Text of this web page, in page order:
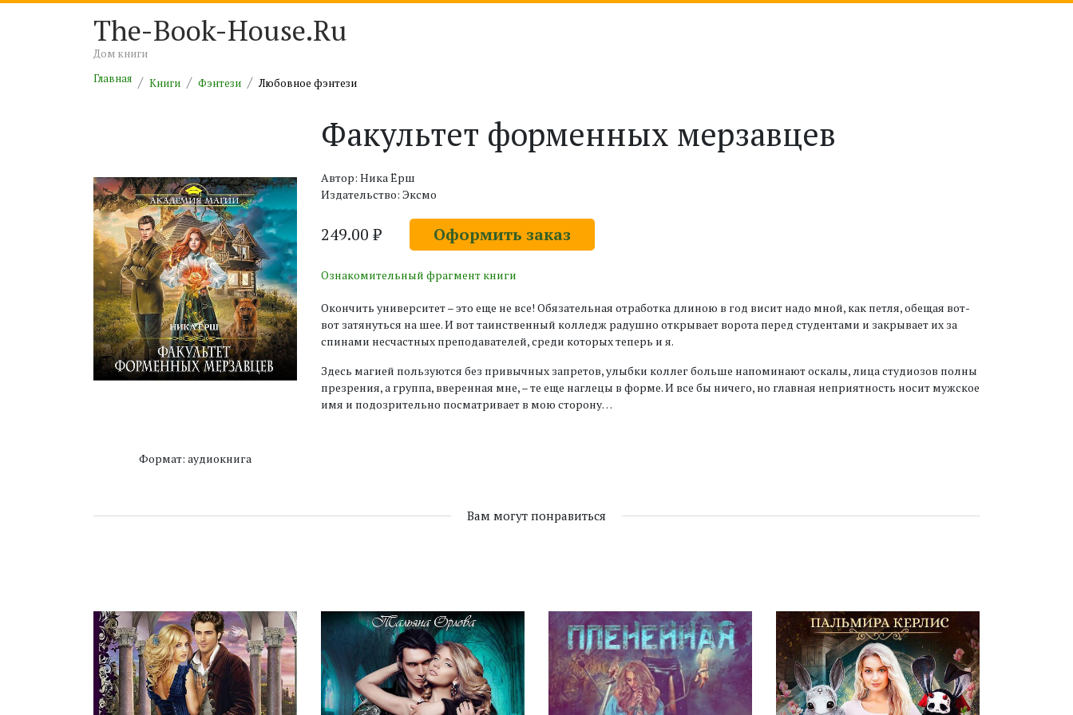
The-Book-House.Ru
Дом книги
Главная
Книги Фэнтези Любовное фэнтези
Формат: аудиокнига
Факультет форменных мерзавцев
Автор: Ника Ёрш
Издательство: Эксмо
249.00 ₽ Оформить заказ
Ознакомительный фрагмент книги
Окончить университет – это еще не все! Обязательная отработка длиною в год висит надо мной, как петля, обещая вот-
вот затянуться на шее. И вот таинственный колледж радушно открывает ворота перед студентами и закрывает их за
спинами несчастных преподавателей, среди которых теперь и я.
Здесь магией пользуются без привычных запретов, улыбки коллег больше напоминают оскалы, лица студиозов полны
презрения, а группа, вверенная мне, – те еще наглецы в форме. И все бы ничего, но главная неприятность носит мужское
имя и подозрительно посматривает в мою сторону…
Вам могут понравиться